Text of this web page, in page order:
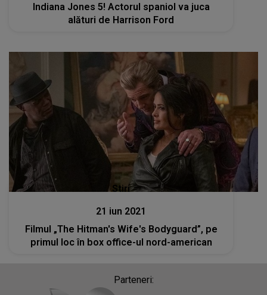
Indiana Jones 5! Actorul spaniol va juca
alături de Harrison Ford
Stiri
21 iun 2021
Filmul „The Hitman's Wife's Bodyguard”, pe
primul loc în box office-ul nord-american
Parteneri: